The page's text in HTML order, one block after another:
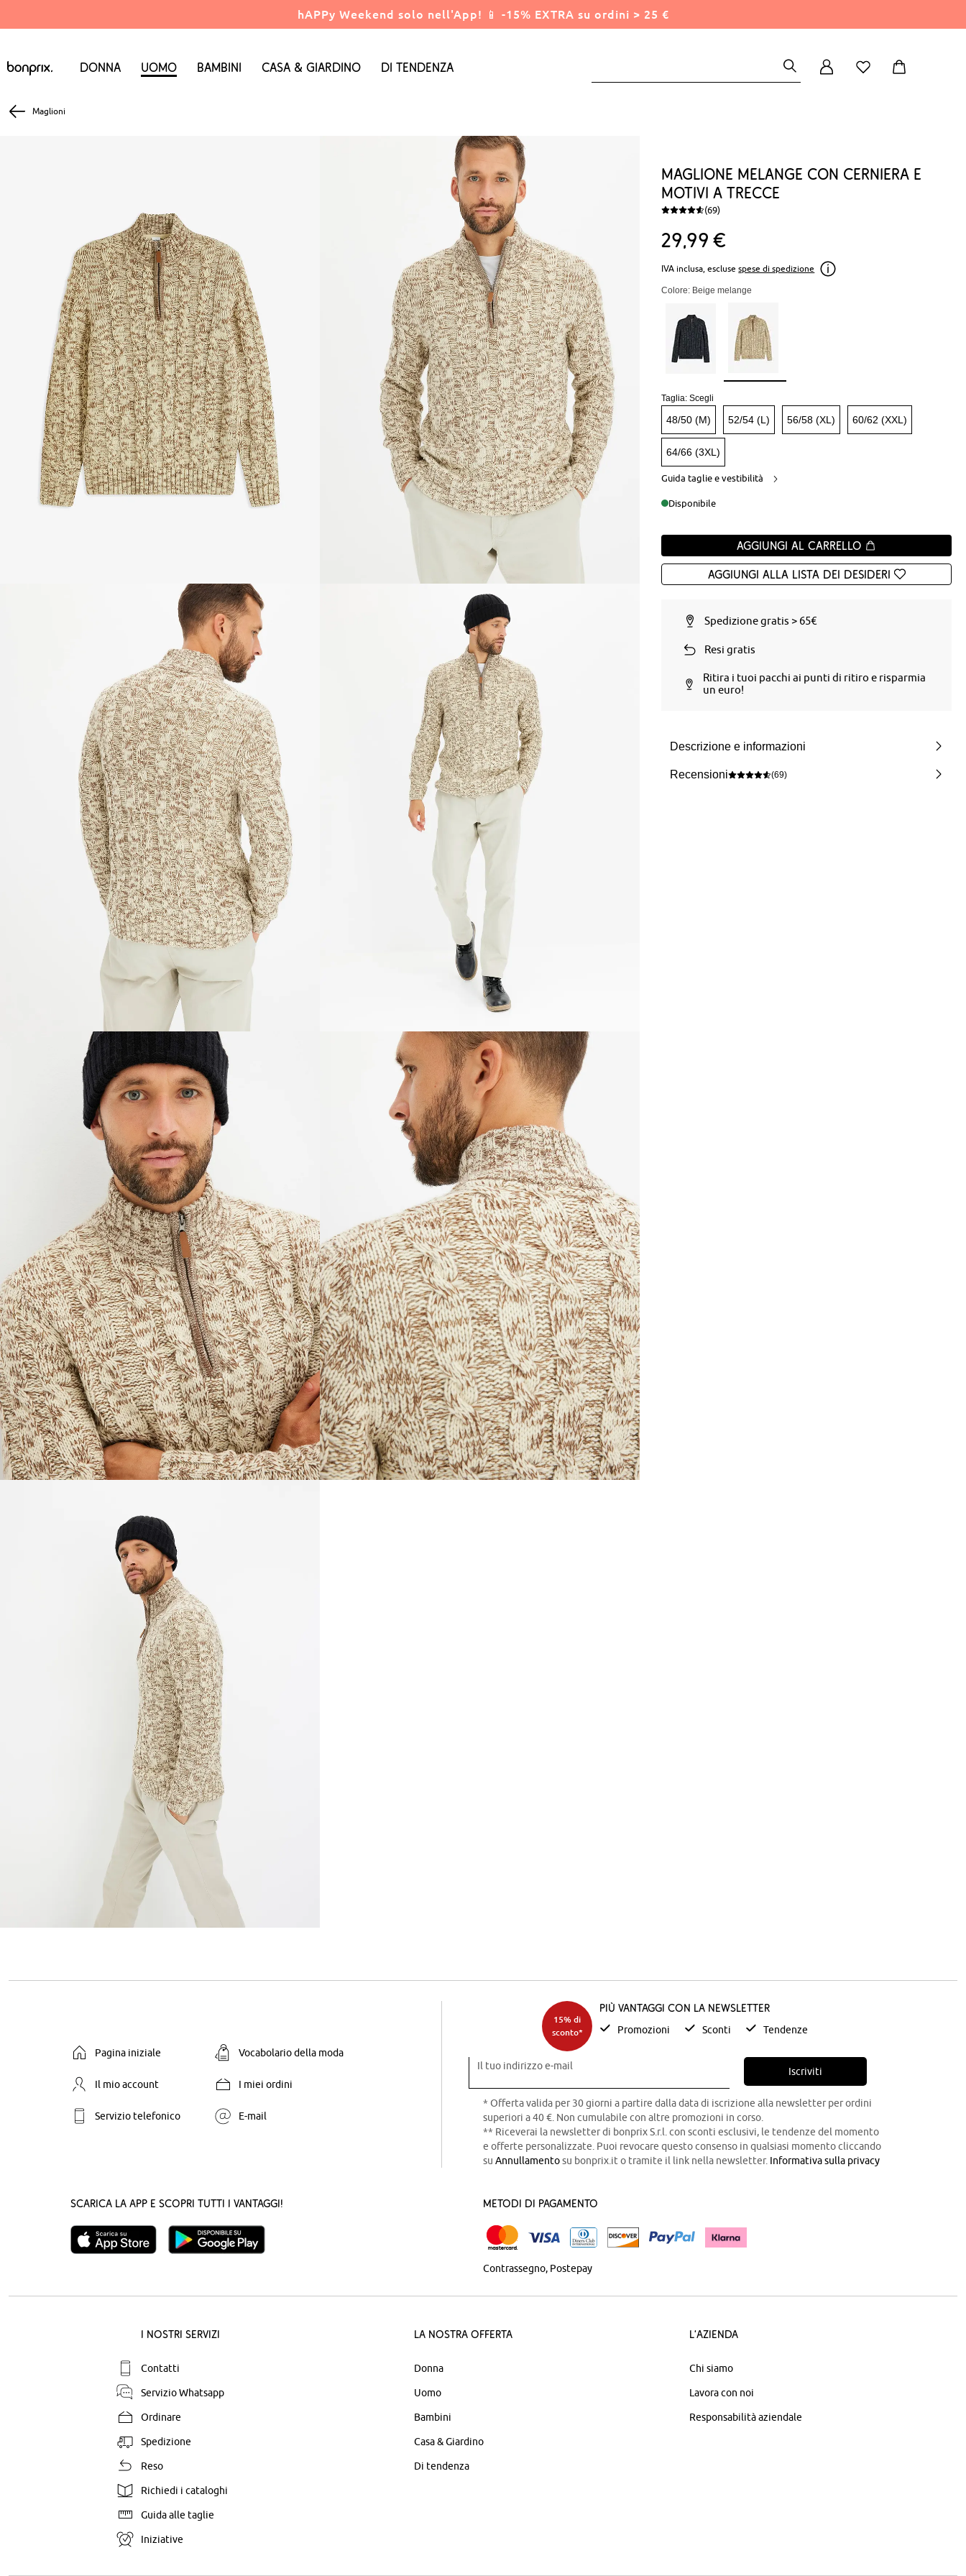
hAPPy Weekend solo nell'App! 📱 -15% EXTRA su ordini > 25 €
Donna Uomo Bambini Casa & Giardino Di tendenza
Maglioni
Maglione melange con cerniera e
motivi a trecce
(69)
29 99 €
IVA inclusa, escluse spese di spedizione
Colore: Beige melange
Taglia:Scegli
48/50 (M) 52/54 (L) 56/58 (XL) 60/62 (XXL)
64/66 (3XL)
Guida taglie e vestibilità
Disponibile
Aggiungi al carrello
Aggiungi alla Lista dei desideri
Spedizione gratis > 65€
Resi gratis
Ritira i tuoi pacchi ai punti di ritiro e risparmia
un euro!
Descrizione e informazioni
Recensioni (69)
Pagina iniziale Vocabolario della moda
Il mio account I miei ordini
Servizio telefonico E-mail
15% di
sconto*
Più vantaggi con la newsletter
Promozioni Sconti Tendenze
Il tuo indirizzo e-mail Iscriviti
* Offerta valida per 30 giorni a partire dalla data di iscrizione alla newsletter per ordini
superiori a 40 €. Non cumulabile con altre promozioni in corso.
** Riceverai la newsletter di bonprix S.r.l. con sconti esclusivi, le tendenze del momento
e offerte personalizzate. Puoi revocare questo consenso in qualsiasi momento cliccando
su Annullamentosu bonprix.it o tramite il link nella newsletter. Informativa sulla privacy
Scarica la App e scopri tutti i vantaggi! Metodi di pagamento
Contrassegno Postepay
I nostri servizi
Contatti
Servizio Whatsapp
Ordinare
Spedizione
Reso
Richiedi i cataloghi
Guida alle taglie
Iniziative
La nostra offerta
Donna
Uomo
Bambini
Casa & Giardino
Di tendenza
L'azienda
Chi siamo
Lavora con noi
Responsabilità aziendale